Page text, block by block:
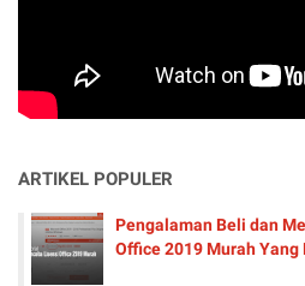
ARTIKEL POPULER
Pengalaman Beli dan
Office 2019 Murah